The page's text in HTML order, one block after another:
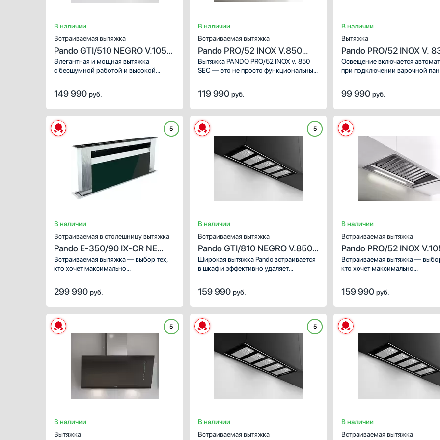
В наличии
Встраиваемая вытяжка
Pando GTI/510 NEGRO V.1050
ECO SEC PLUS
Элегантная и мощная вытяжка
с бесшумной работой и высокой
эффективно устраняет запахи и пары,
готовке.
149 990 руб.
В наличии
Встраиваемая вытяжка
Pando PRO/52 INOX V.850
SEC
Вытяжка PANDO PRO/52 INOX v. 850
SEC — это не просто функциональный
Представьте себе симфонию вкуса
а не оседающую на стенах и мебели.
PANDO PRO/52 INOX v. 850 SEC —
дирижер этой симфонии, элегантно
нежелательные последствия
кулинарных шедевров.
119 990 руб.
В наличии
Вытяжка
Pando PRO/52 INOX V.
Освещение включается
при подключении варочной
на любой части варочной
в зависимости от уровня
установленного на варочной
Все функции вытяжки также
контролировать вручную.
99 990 руб.
5
В наличии
Встраиваемая в столешницу вытяжка
Pando E-350/90 IX-CR NE
1350 INT/EXT
Встраиваемая вытяжка — выбор тех,
кто хочет максимально
качественной очистки воздуха,
частиц используются специальные
фильтры: алюминиевый
жироулавливающий. Электронное
управление понятно большинству
пользователей, поэтому с такой
техникой найдут общий язык люди
299 990 руб.
5
В наличии
Встраиваемая вытяжка
Pando GTI/810 NEGRO V.850
SEC
Широкая вытяжка Pando встраивается
в шкаф и эффективно удаляет
позволяет менять не только яркость,
159 990 руб.
В наличии
Встраиваемая вытяжка
Pando PRO/52 INOX
SEC PLUS
Встраиваемая вытяжка —
кто хочет максимально
качественной очистки воздуха,
частиц используются
фильтры: жироулавливающий из
нержавеющей стали.
пользователей, поэтому с такой
техникой найдут общий язык
разных возрастов.
159 990 руб.
5
В наличии
Вытяжка
5
В наличии
Встраиваемая вытяжка
В наличии
Встраиваемая вытяжка